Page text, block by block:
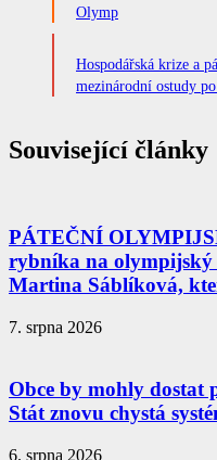
Olymp
Hospodářská krize a
mezinárodní ostudy
Související články
PÁTEČNÍ
rybníka na
Martina Sáblíková,
7. srpna 2026
Obce by mohly dostat
Stát znovu chystá
6. srpna 2026